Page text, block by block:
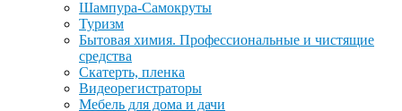
Шампура-Самокруты
Туризм
Бытовая химия. Профессиональные и чистящие
средства
Скатерть, пленка
Видеорегистраторы
Мебель для дома и дачи